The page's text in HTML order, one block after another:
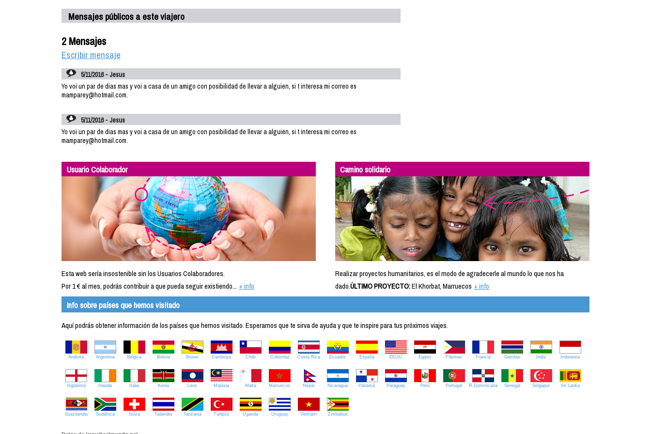
Mensajes públicos a este viajero
2 Mensajes
Escribir mensaje
5/11/2016 - Jesus
Yo voi un par de dias mas y voi a casa de un amigo con posibilidad de llevar a alguien, si t interesa mi correo es
mamparey@hotmail.com.
5/11/2016 - Jesus
Yo voi un par de dias mas y voi a casa de un amigo con posibilidad de llevar a alguien, si t interesa mi correo es
mamparey@hotmail.com.
Usuario Colaborador
Esta web sería insostenible sin los Usuarios Colaboradores.
Por 1 € al mes, podrás contribuir a que pueda seguir existiendo... + info
Camino solidario
Realizar proyectos humanitarios, es el modo de agradecerle al mundo lo que nos ha
dado.ÚLTIMO PROYECTO:El Khorbat, Marruecos + info
Info sobre países que hemos visitado
Aquí podrás obtener información de los países que hemos visitado. Esperamos que te sirva de ayuda y que te inspire para tus próximos viajes.
Andorra Argentina Bélgica Bolivia Brunei Camboya Chile Colombia Costa Rica Ecuador España EEUU Egipto Filipinas Francia Gambia India Indonesia
Inglaterra Irlanda Italia Kenia Laos Malasia Malta Marruecos Nepal Nicaragua Panamá Paraguay Perú Portugal R.Dominicana Senegal Singapur Sri Lanka
Suazilandia Sudáfrica Suiza Tailandia Tanzania Turquía Uganda Uruguay Vietnam Zimbabue